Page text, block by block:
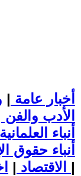
أخبار عامة |
الأدب والفن
أنباء العلمانية
أنباء حقوق
الاقتصاد | |